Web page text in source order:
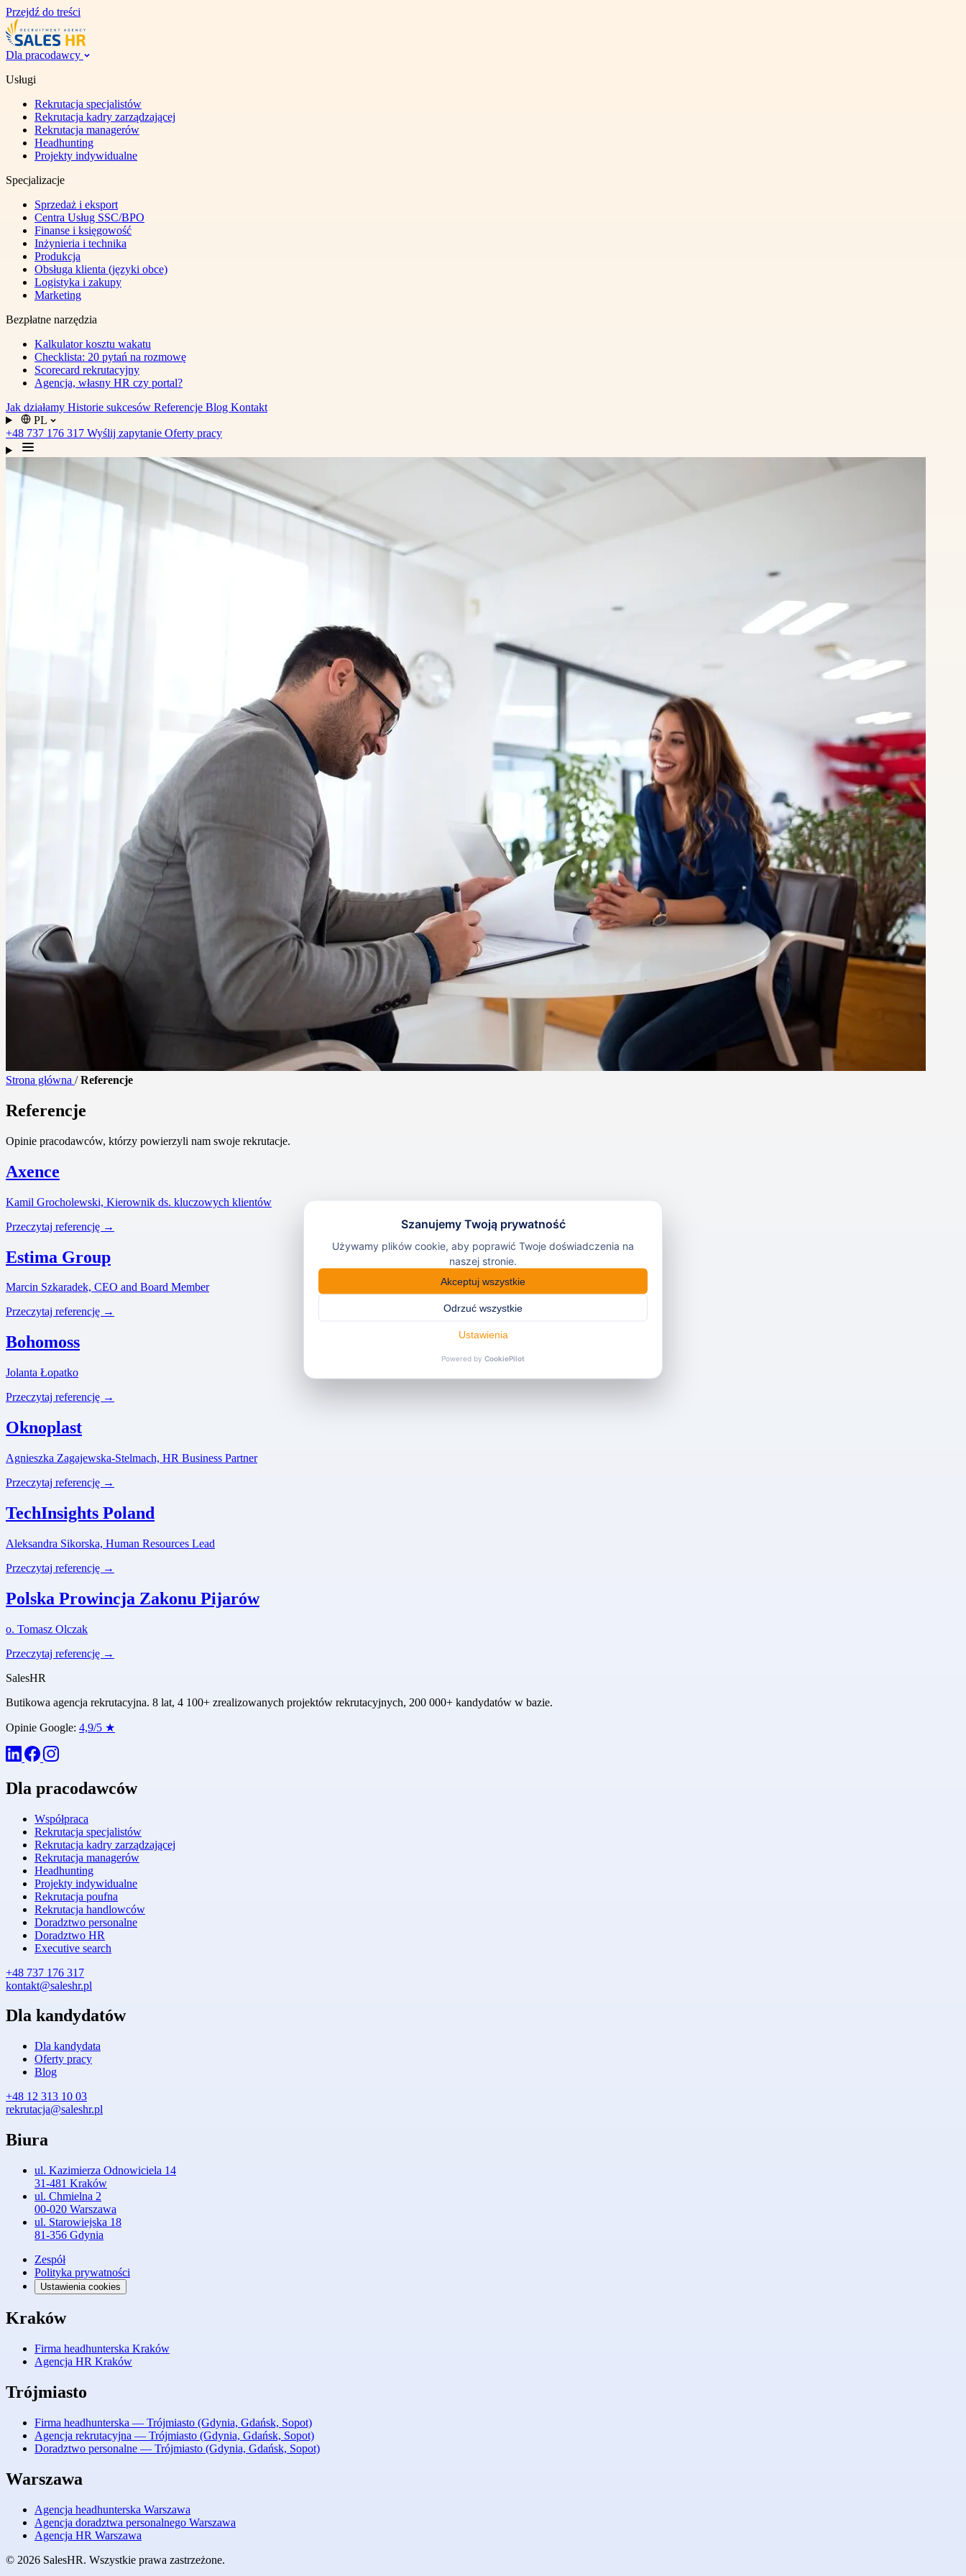
Przejdź do treści
Dla pracodawcy
Usługi
Rekrutacja specjalistów
Rekrutacja kadry zarządzającej
Rekrutacja managerów
Headhunting
Projekty indywidualne
Specjalizacje
Sprzedaż i eksport
Centra Usług SSC/BPO
Finanse i księgowość
Inżynieria i technika
Produkcja
Obsługa klienta (języki obce)
Logistyka i zakupy
Marketing
Bezpłatne narzędzia
Kalkulator kosztu wakatu
Checklista: 20 pytań na rozmowę
Scorecard rekrutacyjny
Agencja, własny HR czy portal?
Jak działamy Historie sukcesów Referencje Blog Kontakt
PL
+48 737 176 317 Wyślij zapytanie Oferty pracy
Strona główna /Referencje
Referencje
Opinie pracodawców, którzy powierzyli nam swoje rekrutacje.
Axence
Kamil Grocholewski, Kierownik ds. kluczowych klientów
Przeczytaj referencję →
Estima Group
Marcin Szkaradek, CEO and Board Member
Przeczytaj referencję →
Bohomoss
Jolanta Łopatko
Przeczytaj referencję →
Oknoplast
Agnieszka Zagajewska-Stelmach, HR Business Partner
Przeczytaj referencję →
TechInsights Poland
Aleksandra Sikorska, Human Resources Lead
Przeczytaj referencję →
Polska Prowincja Zakonu Pijarów
o. Tomasz Olczak
Przeczytaj referencję →
SalesHR
Butikowa agencja rekrutacyjna. 8 lat, 4 100+ zrealizowanych projektów rekrutacyjnych, 200 000+ kandydatów w bazie.
Opinie Google: 4,9/5 ★
Dla pracodawców
Współpraca
Rekrutacja specjalistów
Rekrutacja kadry zarządzającej
Rekrutacja managerów
Headhunting
Projekty indywidualne
Rekrutacja poufna
Rekrutacja handlowców
Doradztwo personalne
Doradztwo HR
Executive search
+48 737 176 317
kontakt@saleshr.pl
Dla kandydatów
Dla kandydata
Oferty pracy
Blog
+48 12 313 10 03
rekrutacja@saleshr.pl
Biura
ul. Kazimierza Odnowiciela 14
31-481 Kraków
ul. Chmielna 2
00-020 Warszawa
ul. Starowiejska 18
81-356 Gdynia
Zespół
Polityka prywatności
Ustawienia cookies
Kraków
Firma headhunterska Kraków
Agencja HR Kraków
Trójmiasto
Firma headhunterska — Trójmiasto (Gdynia, Gdańsk, Sopot)
Agencja rekrutacyjna — Trójmiasto (Gdynia, Gdańsk, Sopot)
Doradztwo personalne — Trójmiasto (Gdynia, Gdańsk, Sopot)
Warszawa
Agencja headhunterska Warszawa
Agencja doradztwa personalnego Warszawa
Agencja HR Warszawa
© 2026 SalesHR. Wszystkie prawa zastrzeżone.